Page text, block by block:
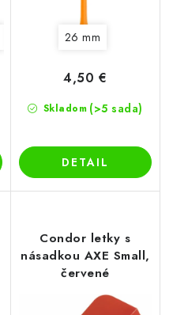
26 mm
Skladom (>5 sada)
4,50 €
DETAIL
Condor letky s
násadkou AXE Small,
červené